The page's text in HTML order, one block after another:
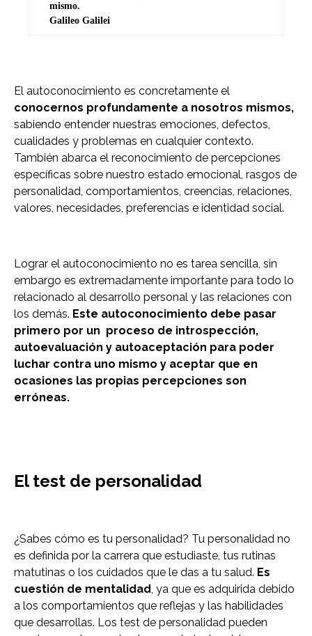
mismo.
Galileo Galilei
El autoconocimiento es concretamente el
conocernos profundamente a nosotros mismos,
sabiendo entender nuestras emociones, defectos,
cualidades y problemas en cualquier contexto.
También abarca el reconocimiento de percepciones
específicas sobre nuestro estado emocional, rasgos de
personalidad, comportamientos, creencias, relaciones,
valores, necesidades, preferencias e identidad social.
Lograr el autoconocimiento no es tarea sencilla, sin
embargo es extremadamente importante para todo lo
relacionado al desarrollo personal y las relaciones con
los demás. Este autoconocimiento debe pasar
primero por un proceso de introspección,
autoevaluación y autoaceptación para poder
luchar contra uno mismo y aceptar que en
ocasiones las propias percepciones son
erróneas.
El test de personalidad
¿Sabes cómo es tu personalidad? Tu personalidad no
es definida por la carrera que estudiaste, tus rutinas
matutinas o los cuidados que le das a tu salud. Es
cuestión de mentalidad, ya que es adquirida debido
a los comportamientos que reflejas y las habilidades
que desarrollas. Los test de personalidad pueden